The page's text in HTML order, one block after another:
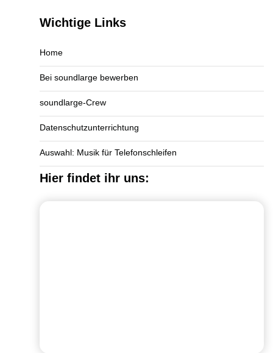
Wichtige Links
Home
Bei soundlarge bewerben
soundlarge-Crew
Datenschutzunterrichtung
Auswahl: Musik für Telefonschleifen
Hier findet ihr uns: